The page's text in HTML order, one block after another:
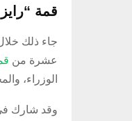
قمة “رايز
عشرة من
الوزراء،